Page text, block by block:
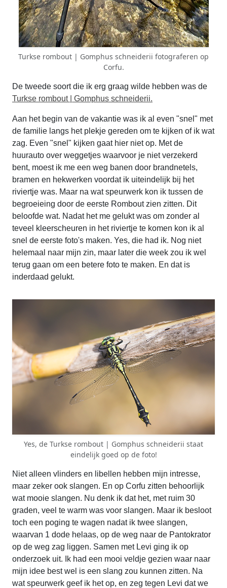
Turkse rombout | Gomphus schneiderii fotograferen op
Corfu.
De tweede soort die ik erg graag wilde hebben was de
Turkse rombout | Gomphus schneiderii.
Aan het begin van de vakantie was ik al even "snel" met
de familie langs het plekje gereden om te kijken of ik wat
zag. Even "snel" kijken gaat hier niet op. Met de
huurauto over weggetjes waarvoor je niet verzekerd
bent, moest ik me een weg banen door brandnetels,
bramen en hekwerken voordat ik uiteindelijk bij het
riviertje was. Maar na wat speurwerk kon ik tussen de
begroeieing door de eerste Rombout zien zitten. Dit
beloofde wat. Nadat het me gelukt was om zonder al
teveel kleerscheuren in het riviertje te komen kon ik al
snel de eerste foto's maken. Yes, die had ik. Nog niet
helemaal naar mijn zin, maar later die week zou ik wel
terug gaan om een betere foto te maken. En dat is
inderdaad gelukt.
Yes, de Turkse rombout | Gomphus schneiderii staat
eindelijk goed op de foto!
Niet alleen vlinders en libellen hebben mijn intresse,
maar zeker ook slangen. En op Corfu zitten behoorlijk
wat mooie slangen. Nu denk ik dat het, met ruim 30
graden, veel te warm was voor slangen. Maar ik besloot
toch een poging te wagen nadat ik twee slangen,
waarvan 1 dode helaas, op de weg naar de Pantokrator
op de weg zag liggen. Samen met Levi ging ik op
onderzoek uit. Ik had een mooi veldje gezien waar naar
mijn idee best wel is een slang zou kunnen zitten. Na
wat speurwerk geef ik het op, en zeg tegen Levi dat we